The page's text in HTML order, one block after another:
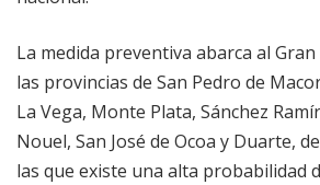
La medida preventiva abarca al
las provincias de San Pedro de
La Vega, Monte Plata, Sánchez
Nouel, San José de Ocoa y Duarte,
las que existe una alta probabilidad